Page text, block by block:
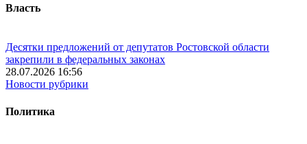
Власть
Десятки предложений от депутатов Ростовской области
закрепили в федеральных законах
28.07.2026 16:56
Новости рубрики
Политика